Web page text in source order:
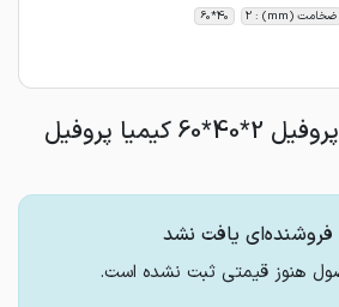
ضخامت (mm) : 2 40*60
لیست فروشندگان پروفیل 2*40*60 کیمیا پروفیل
یافت نشد
هنوز قیمتی ثبت نشده است.